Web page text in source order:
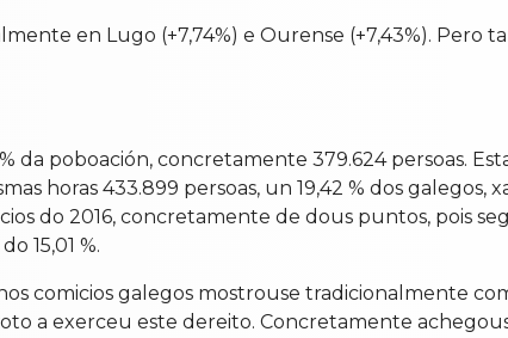
en Lugo (+7,74%) e Ourense (+7,43%). Pero
% da poboación, concretamente 379.624 persoas.
horas 433.899 persoas, un 19,42 % dos galegos,
do 2016, concretamente de dous puntos, pois
15,01 %.
comicios galegos mostrouse tradicionalmente
a exerceu este dereito. Concretamente